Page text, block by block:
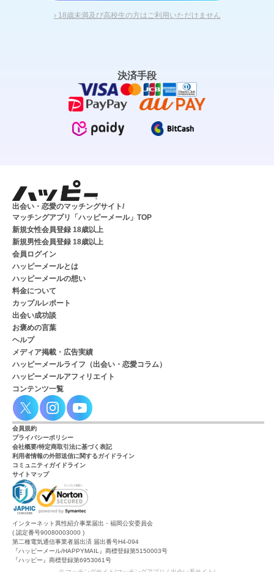
› 18歳未満及び高校生の方はご利用いただけません
決済手段
出会い・恋愛のマッチングサイト/
マッチングアプリ「ハッピーメール」TOP
新規女性会員登録 18歳以上
新規男性会員登録 18歳以上
会員ログイン
ハッピーメールとは
ハッピーメールの想い
料金について
カップルレポート
出会い成功談
お褒めの言葉
ヘルプ
メディア掲載・広告実績
ハッピーメールライフ（出会い・恋愛コラム）
ハッピーメールアフィリエイト
コンテンツ一覧
会員規約
プライバシーポリシー
会社概要/特定商取引法に基づく表記
利用者情報の外部送信に関するガイドライン
コミュニティガイドライン
サイトマップ
インターネット異性紹介事業届出・福岡公安委員会
( 認定番号90080003000 )
第二種電気通信事業者届出済 届出番号H4-094
『ハッピーメール/HAPPYMAIL』商標登録第5150003号
『ハッピー』商標登録第6953061号